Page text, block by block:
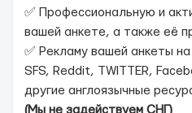
✅ Профессиональную и
вашей анкете, а также её
✅ Рекламу вашей анкеты
SFS, Reddit, TWITTER,
другие англоязычные
(Мы не задействуем СНГ)